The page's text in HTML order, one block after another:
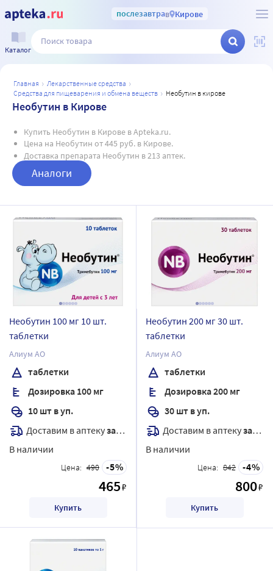
послезавтрав Кирове
Каталог
главная
лекарственные средства
средства для пищеварения и обмена веществ
необутин в кирове
Необутин в Кирове
Купить Необутин в Кирове в Apteka.ru.
Цена на Необутин от 445 руб. в Кирове.
Доставка препарата Необутин в 213 аптек.
Аналоги
Необутин 100 мг 10 шт.
таблетки
Алиум АО
таблетки
Дозировка 100 мг
10 шт в уп.
Доставим в аптекузавтра
В наличии
Цена: 490 5
465₽
Купить
Необутин 200 мг 30 шт.
таблетки
Алиум АО
таблетки
Дозировка 200 мг
30 шт в уп.
Доставим в аптекузавтра
В наличии
Цена: 842 4
800₽
Купить